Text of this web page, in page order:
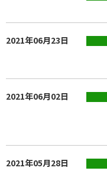
2021年06月23日
2021年06月02日
2021年05月28日